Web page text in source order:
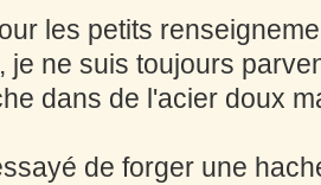
les petits
je ne suis toujours
dans de l'acier doux
de forger une